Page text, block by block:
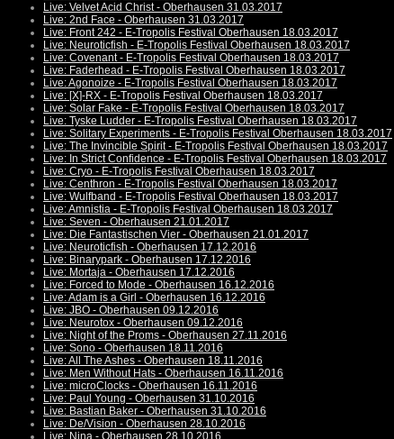
Live: Velvet Acid Christ - Oberhausen 31.03.2017
Live: 2nd Face - Oberhausen 31.03.2017
Live: Front 242 - E-Tropolis Festival Oberhausen 18.03.2017
Live: Neuroticfish - E-Tropolis Festival Oberhausen 18.03.2017
Live: Covenant - E-Tropolis Festival Oberhausen 18.03.2017
Live: Faderhead - E-Tropolis Festival Oberhausen 18.03.2017
Live: Agonoize - E-Tropolis Festival Oberhausen 18.03.2017
Live: [X]-RX - E-Tropolis Festival Oberhausen 18.03.2017
Live: Solar Fake - E-Tropolis Festival Oberhausen 18.03.2017
Live: Tyske Ludder - E-Tropolis Festival Oberhausen 18.03.2017
Live: Solitary Experiments - E-Tropolis Festival Oberhausen 18.03.2017
Live: The Invincible Spirit - E-Tropolis Festival Oberhausen 18.03.2017
Live: In Strict Confidence - E-Tropolis Festival Oberhausen 18.03.2017
Live: Cryo - E-Tropolis Festival Oberhausen 18.03.2017
Live: Centhron - E-Tropolis Festival Oberhausen 18.03.2017
Live: Wulfband - E-Tropolis Festival Oberhausen 18.03.2017
Live: Amnistia - E-Tropolis Festival Oberhausen 18.03.2017
Live: Seven - Oberhausen 21.01.2017
Live: Die Fantastischen Vier - Oberhausen 21.01.2017
Live: Neuroticfish - Oberhausen 17.12.2016
Live: Binarypark - Oberhausen 17.12.2016
Live: Mortaja - Oberhausen 17.12.2016
Live: Forced to Mode - Oberhausen 16.12.2016
Live: Adam is a Girl - Oberhausen 16.12.2016
Live: JBO - Oberhausen 09.12.2016
Live: Neurotox - Oberhausen 09.12.2016
Live: Night of the Proms - Oberhausen 27.11.2016
Live: Sono - Oberhausen 18.11.2016
Live: All The Ashes - Oberhausen 18.11.2016
Live: Men Without Hats - Oberhausen 16.11.2016
Live: microClocks - Oberhausen 16.11.2016
Live: Paul Young - Oberhausen 31.10.2016
Live: Bastian Baker - Oberhausen 31.10.2016
Live: De/Vision - Oberhausen 28.10.2016